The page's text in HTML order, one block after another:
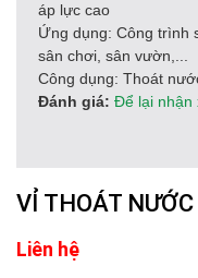
áp lực cao
Ứng dụng: Công trình
sân chơi, sân vườn,...
Công dụng: Thoát
Đánh giá: Để lại nhận
VỈ THOÁT
Liên hệ